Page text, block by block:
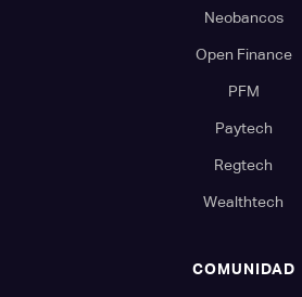
Neobancos
Open Finance
PFM
Paytech
Regtech
Wealthtech
COMUNIDAD